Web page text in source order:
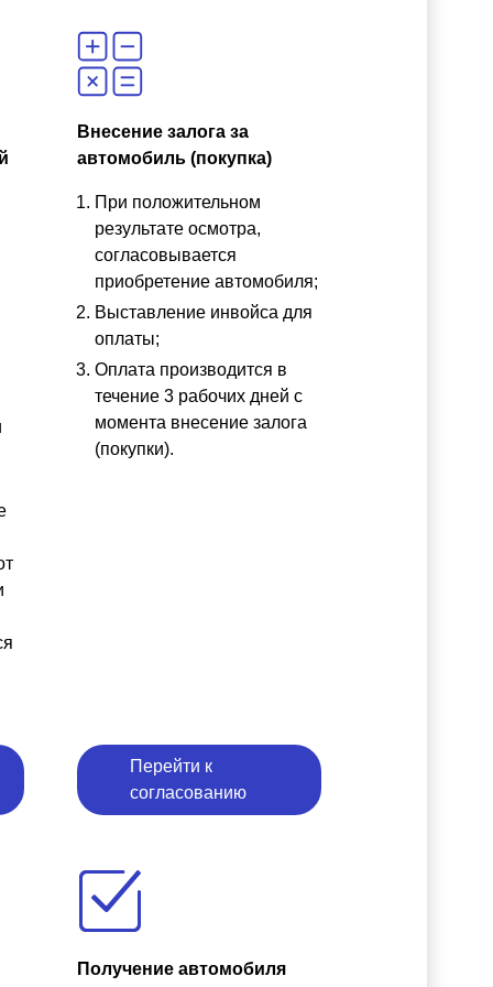
Внесение залога за
автомобиль (покупка)
При положительном
результате осмотра,
согласовывается
приобретение автомобиля;
Выставление инвойса для
оплаты;
Оплата производится в
течение 3 рабочих дней с
момента внесение залога
(покупки).
Перейти к
согласованию
Получение автомобиля